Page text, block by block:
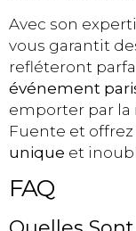
Avec son
vous garantit
refléteront
événement
emporter par la
Fuente et offrez
unique et
FAQ